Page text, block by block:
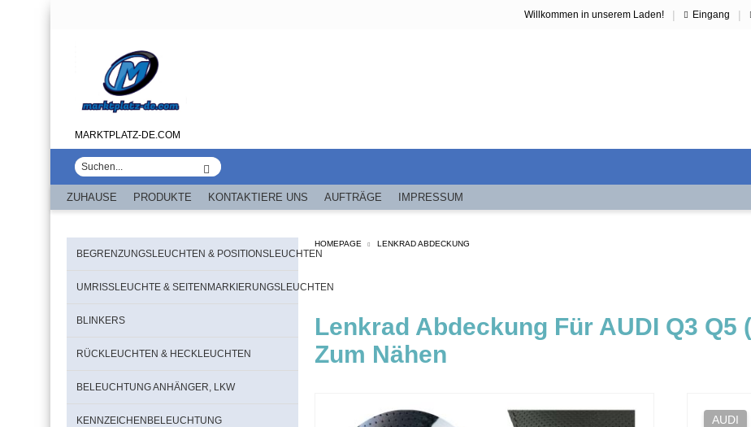
Willkommen in unserem Laden! | Eingang |
MARKTPLATZ-DE.COM
ZUHAUSE PRODUKTE KONTAKTIERE UNS AUFTRÄGE IMPRESSUM
BEGRENZUNGSLEUCHTEN & POSITIONSLEUCHTEN
UMRISSLEUCHTE & SEITENMARKIERUNGSLEUCHTEN
BLINKERS
RÜCKLEUCHTEN & HECKLEUCHTEN
BELEUCHTUNG ANHÄNGER, LKW
KENNZEICHENBELEUCHTUNG
HOMEPAGE LENKRAD ABDECKUNG
Lenkrad Abdeckung Für AUDI Q3 Q5
Zum Nähen
AUDI